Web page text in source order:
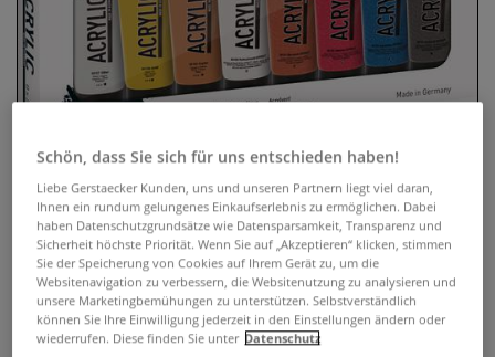
SOLO GOYA Acrylic Acrylfarbe
Effect Colors 8er-Set
Schön, dass Sie sich für uns entschieden haben!
Liebe Gerstaecker Kunden, uns und unseren Partnern liegt viel daran,
Ihnen ein rundum gelungenes Einkaufserlebnis zu ermöglichen. Dabei
haben Datenschutzgrundsätze wie Datensparsamkeit, Transparenz und
Sicherheit höchste Priorität. Wenn Sie auf „Akzeptieren“ klicken, stimmen
Sie der Speicherung von Cookies auf Ihrem Gerät zu, um die
Websitenavigation zu verbessern, die Websitenutzung zu analysieren und
unsere Marketingbemühungen zu unterstützen. Selbstverständlich
können Sie Ihre Einwilligung jederzeit in den Einstellungen ändern oder
wiederrufen. Diese finden Sie unter Datenschutz